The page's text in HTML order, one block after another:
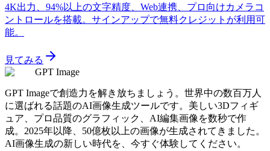
4K出力、94%以上の文字精度、Web連携、プロ向けカメラコ
ントロールを搭載。サインアップで無料クレジットが利用可
能。
見てみる
GPT Image
GPT Imageで創造力を解き放ちましょう。世界中の数百万人
に選ばれる話題のAI画像生成ツールです。美しい3Dフィギ
ュア、プロ品質のグラフィック、AI編集画像を数秒で作
成。2025年以降、50億枚以上の画像が生成されてきました。
AI画像生成の新しい時代を、今すぐ体験してください。